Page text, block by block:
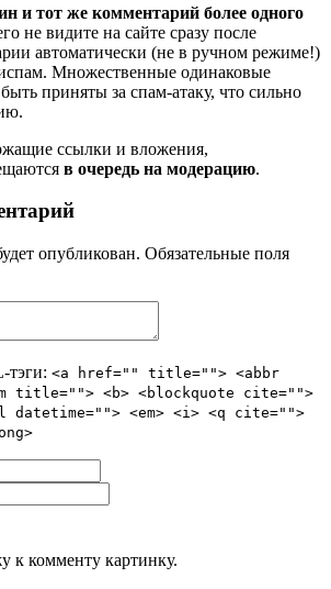
и тот же комментарий более одного
не видите на сайте сразу после
автоматически (не в ручном режиме!)
Множественные одинаковые
приняты за спам-атаку, что сильно
ссылки и вложения,
в очередь на модерацию.
опубликован. Обязательные поля
тэги: <a href="" title=""> <abbr
title=""> <b> <blockquote cite="">
datetime=""> <em> <i> <q cite="">
к комменту картинку.